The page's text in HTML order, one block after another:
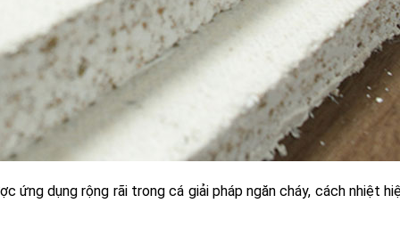
ứng dụng rộng rãi trong cá giải pháp ngăn cháy, cách nhiệt